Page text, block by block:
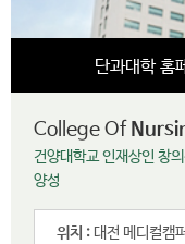
단과대학 홈
College Of
건양대학교 인재상인 창
양성
위치 : 대전 메디컬캠